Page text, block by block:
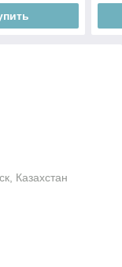
Казахстан